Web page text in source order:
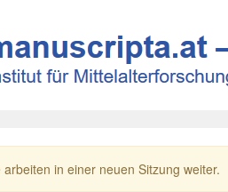
in einer neuen Sitzung weiter.